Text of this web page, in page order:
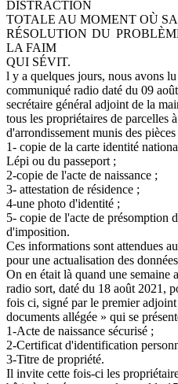
DISTRACTION
TOTALE AU MOMENT OÙ
RÉSOLUTION DU
LA FAIM
QUI SÉVIT.
l y a quelques jours, nous avons
communiqué radio daté du 09
secrétaire général adjoint de la
tous les propriétaires de parcelles
d'arrondissement munis des
1- copie de la carte identité
Lépi ou du passeport ;
2-copie de l'acte de naissance ;
3- attestation de résidence ;
4-une photo d'identité ;
5- copie de l'acte de présomption
d'imposition.
Ces informations sont attendues
pour une actualisation des
On en était là quand une semaine
radio sort, daté du 18 août 2021,
fois ci, signé par le premier
documents allégée » qui se
1-Acte de naissance sécurisé ;
2-Certificat d'identification
3-Titre de propriété.
Il invite cette fois-ci les